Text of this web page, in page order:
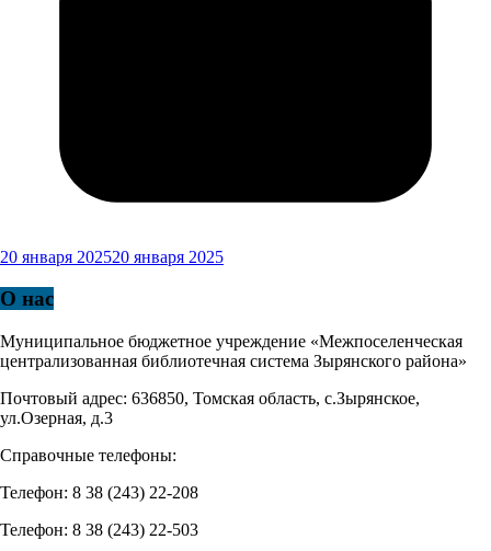
20 января 202520 января 2025
О нас
Муниципальное бюджетное учреждение «Межпоселенческая
централизованная библиотечная система Зырянского района»
Почтовый адрес: 636850, Томская область, с.Зырянское,
ул.Озерная, д.3
Справочные телефоны:
Телефон: 8 38 (243) 22-208
Телефон: 8 38 (243) 22-503